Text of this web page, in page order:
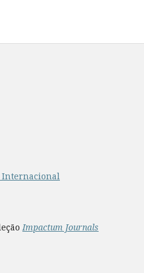
Internacional
Impactum Journals